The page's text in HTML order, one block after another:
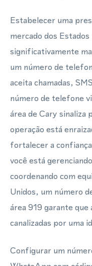
Estabelecer uma
mercado dos
significativamente
um número de
aceita chamadas,
número de telefone
área de Cary sinaliza
operação está
fortalecer a
você está
coordenando com
Unidos, um número
área 919 garante que
canalizadas por uma
Configurar um